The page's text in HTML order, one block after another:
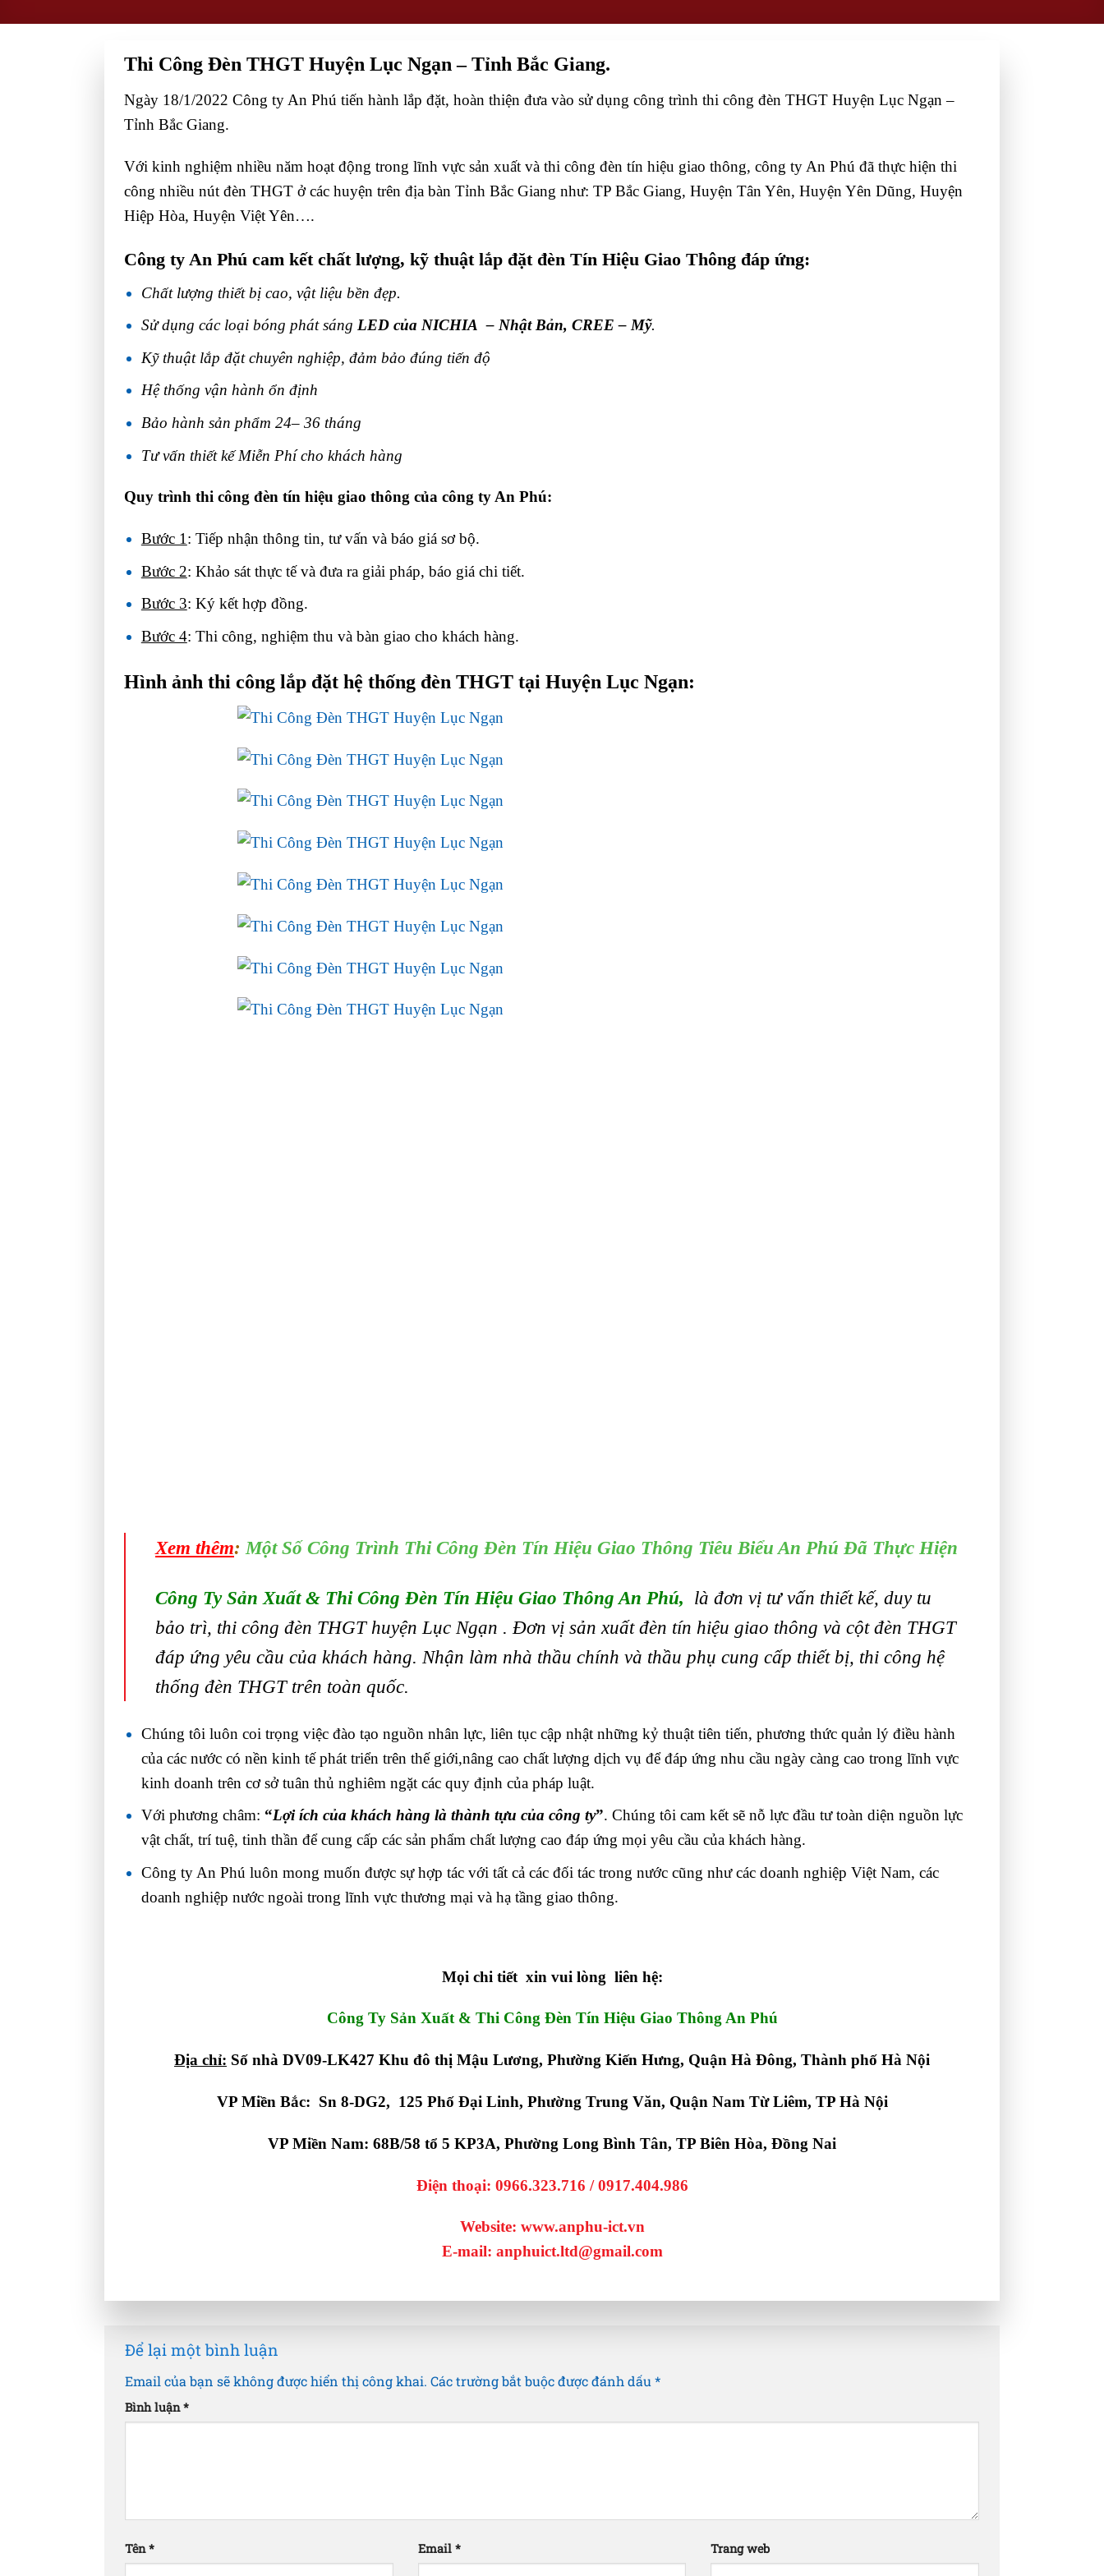
Thi Công Đèn THGT Huyện Lục Ngạn – Tỉnh Bắc Giang.
Ngày 18/1/2022 Công ty An Phú tiến hành lắp đặt, hoàn thiện đưa vào sử dụng công trình thi công đèn THGT Huyện Lục Ngạn –
Tỉnh Bắc Giang.
Với kinh nghiệm nhiều năm hoạt động trong lĩnh vực sản xuất và thi công đèn tín hiệu giao thông, công ty An Phú đã thực hiện thi
công nhiều nút đèn THGT ở các huyện trên địa bàn Tỉnh Bắc Giang như: TP Bắc Giang, Huyện Tân Yên, Huyện Yên Dũng, Huyện
Hiệp Hòa, Huyện Việt Yên….
Công ty An Phú cam kết chất lượng, kỹ thuật lắp đặt đèn Tín Hiệu Giao Thông đáp ứng:
Chất lượng thiết bị cao, vật liệu bền đẹp.
Sử dụng các loại bóng phát sáng LED của NICHIA – Nhật Bản, CREE – Mỹ.
Kỹ thuật lắp đặt chuyên nghiệp, đảm bảo đúng tiến độ
Hệ thống vận hành ổn định
Bảo hành sản phẩm 24– 36 tháng
Tư vấn thiết kế Miễn Phí cho khách hàng
Quy trình thi công đèn tín hiệu giao thông của công ty An Phú:
Bước 1 : Tiếp nhận thông tin, tư vấn và báo giá sơ bộ.
Bước 2: Khảo sát thực tế và đưa ra giải pháp, báo giá chi tiết.
Bước 3: Ký kết hợp đồng.
Bước 4: Thi công, nghiệm thu và bàn giao cho khách hàng.
Hình ảnh thi công lắp đặt hệ thống đèn THGT tại Huyện Lục Ngạn:
Xem thêm: Một Số Công Trình Thi Công Đèn Tín Hiệu Giao Thông Tiêu Biểu An Phú Đã Thực Hiện
Công Ty Sản Xuất & Thi Công Đèn Tín Hiệu Giao Thông An Phú, là đơn vị tư vấn thiết kế, duy tu
bảo trì, thi công đèn THGT huyện Lục Ngạn . Đơn vị sản xuất đèn tín hiệu giao thông và cột đèn THGT
đáp ứng yêu cầu của khách hàng. Nhận làm nhà thầu chính và thầu phụ cung cấp thiết bị, thi công hệ
thống đèn THGT trên toàn quốc.
Chúng tôi luôn coi trọng việc đào tạo nguồn nhân lực, liên tục cập nhật những kỷ thuật tiên tiến, phương thức quản lý điều hành
của các nước có nền kinh tế phát triển trên thế giới,nâng cao chất lượng dịch vụ để đáp ứng nhu cầu ngày càng cao trong lĩnh vực
kinh doanh trên cơ sở tuân thủ nghiêm ngặt các quy định của pháp luật.
Với phương châm: “Lợi ích của khách hàng là thành tựu của công ty”. Chúng tôi cam kết sẽ nỗ lực đầu tư toàn diện nguồn lực
vật chất, trí tuệ, tinh thần để cung cấp các sản phẩm chất lượng cao đáp ứng mọi yêu cầu của khách hàng.
Công ty An Phú luôn mong muốn được sự hợp tác với tất cả các đối tác trong nước cũng như các doanh nghiệp Việt Nam, các
doanh nghiệp nước ngoài trong lĩnh vực thương mại và hạ tầng giao thông.
Mọi chi tiết xin vui lòng liên hệ:
Công Ty Sản Xuất & Thi Công Đèn Tín Hiệu Giao Thông An Phú
Địa chỉ: Số nhà DV09-LK427 Khu đô thị Mậu Lương, Phường Kiến Hưng, Quận Hà Đông, Thành phố Hà Nội
VP Miền Bắc: Sn 8-DG2, 125 Phố Đại Linh, Phường Trung Văn, Quận Nam Từ Liêm, TP Hà Nội
VP Miền Nam: 68B/58 tổ 5 KP3A, Phường Long Bình Tân, TP Biên Hòa, Đồng Nai
Điện thoại: 0966.323.716 / 0917.404.986
Website: www.anphu-ict.vn
E-mail: anphuict.ltd@gmail.com
Để lại một bình luận
Email của bạn sẽ không được hiển thị công khai. Các trường bắt buộc được đánh dấu *
Bình luận*
Tên* Email * Trang web